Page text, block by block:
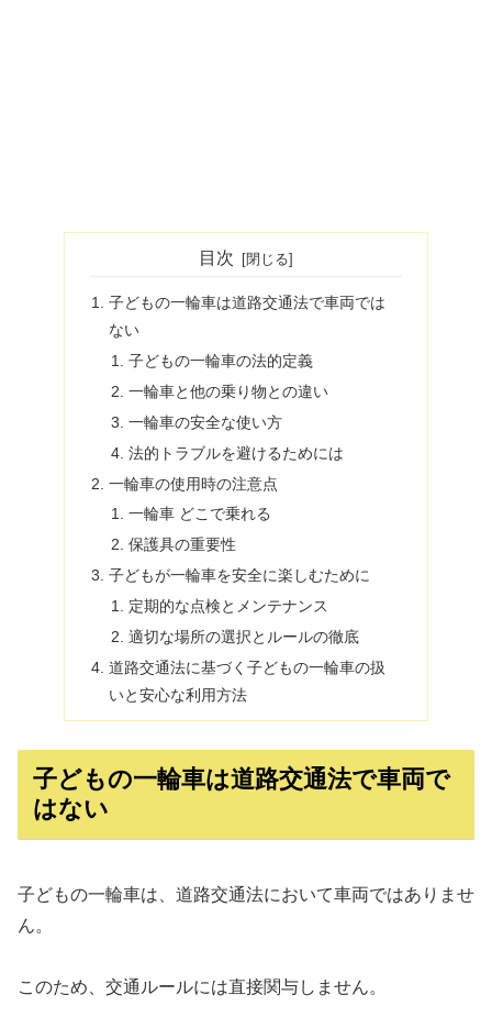
目次
子どもの一輪車は道路交通法で車両では
ない
子どもの一輪車の法的定義
一輪車と他の乗り物との違い
一輪車の安全な使い方
法的トラブルを避けるためには
一輪車の使用時の注意点
一輪車 どこで乗れる
保護具の重要性
子どもが一輪車を安全に楽しむために
定期的な点検とメンテナンス
適切な場所の選択とルールの徹底
道路交通法に基づく子どもの一輪車の扱
いと安心な利用方法
子どもの一輪車は道路交通法で車両で
はない
子どもの一輪車は、道路交通法において車両ではありませ
ん。
このため、交通ルールには直接関与しません。